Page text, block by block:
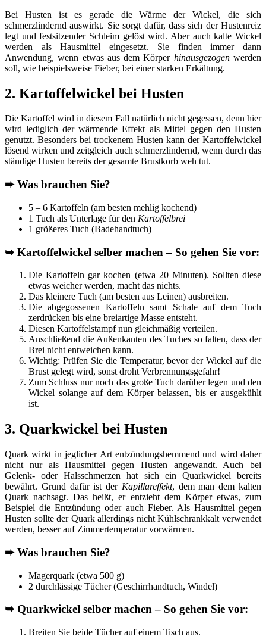
Bei Husten ist es gerade die Wärme der Wickel, die sich
schmerzlindernd auswirkt. Sie sorgt dafür, dass sich der Hustenreiz
legt und festsitzender Schleim gelöst wird. Aber auch kalte Wickel
werden als Hausmittel eingesetzt. Sie finden immer dann
Anwendung, wenn etwas aus dem Körper hinausgezogenwerden
soll, wie beispielsweise Fieber, bei einer starken Erkältung.
2. Kartoffelwickel bei Husten
Die Kartoffel wird in diesem Fall natürlich nicht gegessen, denn hier
wird lediglich der wärmende Effekt als Mittel gegen den Husten
genutzt. Besonders bei trockenem Husten kann der Kartoffelwickel
lösend wirken und zeitgleich auch schmerzlindernd, wenn durch das
ständige Husten bereits der gesamte Brustkorb weh tut.
➨Was brauchen Sie?
5 – 6 Kartoffeln (am besten mehlig kochend)
1 Tuch als Unterlage für den Kartoffelbrei
1 größeres Tuch (Badehandtuch)
➥ Kartoffelwickel selber machen – So gehen Sie vor:
Die Kartoffeln gar kochen (etwa 20 Minuten). Sollten diese
etwas weicher werden, macht das nichts.
Das kleinere Tuch (am besten aus Leinen) ausbreiten.
Die abgegossenen Kartoffeln samt Schale auf dem Tuch
zerdrücken bis eine breiartige Masse entsteht.
Diesen Kartoffelstampf nun gleichmäßig verteilen.
Anschließend die Außenkanten des Tuches so falten, dass der
Brei nicht entweichen kann.
Wichtig: Prüfen Sie die Temperatur, bevor der Wickel auf die
Brust gelegt wird, sonst droht Verbrennungsgefahr!
Zum Schluss nur noch das große Tuch darüber legen und den
Wickel solange auf dem Körper belassen, bis er ausgekühlt
ist.
3. Quarkwickel bei Husten
Quark wirkt in jeglicher Art entzündungshemmend und wird daher
nicht nur als Hausmittel gegen Husten angewandt. Auch bei
Gelenk- oder Halsschmerzen hat sich ein Quarkwickel bereits
bewährt. Grund dafür ist der Kapillareffekt, dem man dem kalten
Quark nachsagt. Das heißt, er entzieht dem Körper etwas, zum
Beispiel die Entzündung oder auch Fieber. Als Hausmittel gegen
Husten sollte der Quark allerdings nicht Kühlschrankkalt verwendet
werden, besser auf Zimmertemperatur vorwärmen.
➨Was brauchen Sie?
Magerquark (etwa 500 g)
2 durchlässige Tücher (Geschirrhandtuch, Windel)
➥ Quarkwickel selber machen – So gehen Sie vor:
Breiten Sie beide Tücher auf einem Tisch aus.